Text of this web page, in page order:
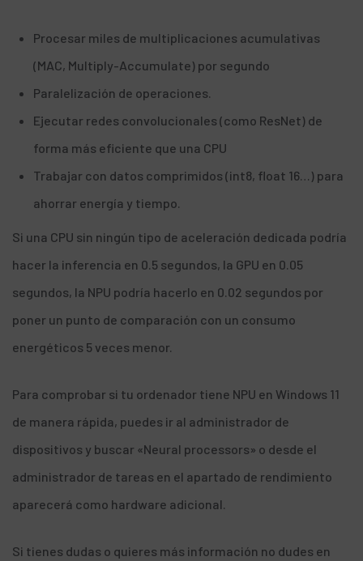
Procesar miles de multiplicaciones acumulativas
(MAC, Multiply-Accumulate) por segundo
Paralelización de operaciones.
Ejecutar redes convolucionales (como ResNet) de
forma más eficiente que una CPU
Trabajar con datos comprimidos (int8, float 16…) para
ahorrar energía y tiempo.
Si una CPU sin ningún tipo de aceleración dedicada podría
hacer la inferencia en 0.5 segundos, la GPU en 0.05
segundos, la NPU podría hacerlo en 0.02 segundos por
poner un punto de comparación con un consumo
energéticos 5 veces menor.
Para comprobar si tu ordenador tiene NPU en Windows 11
de manera rápida, puedes ir al administrador de
dispositivos y buscar «Neural processors» o desde el
administrador de tareas en el apartado de rendimiento
aparecerá como hardware adicional.
Si tienes dudas o quieres más información no dudes en